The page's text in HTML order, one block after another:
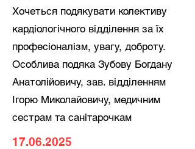
Хочеться подякувати колективу
кардіологічного відділення за їх
професіоналізм, увагу, доброту.
Особлива подяка Зубову Богдану
Анатолійовичу, зав. відділенням
Ігорю Миколайовичу, медичним
сестрам та санітарочкам
17.06.2025